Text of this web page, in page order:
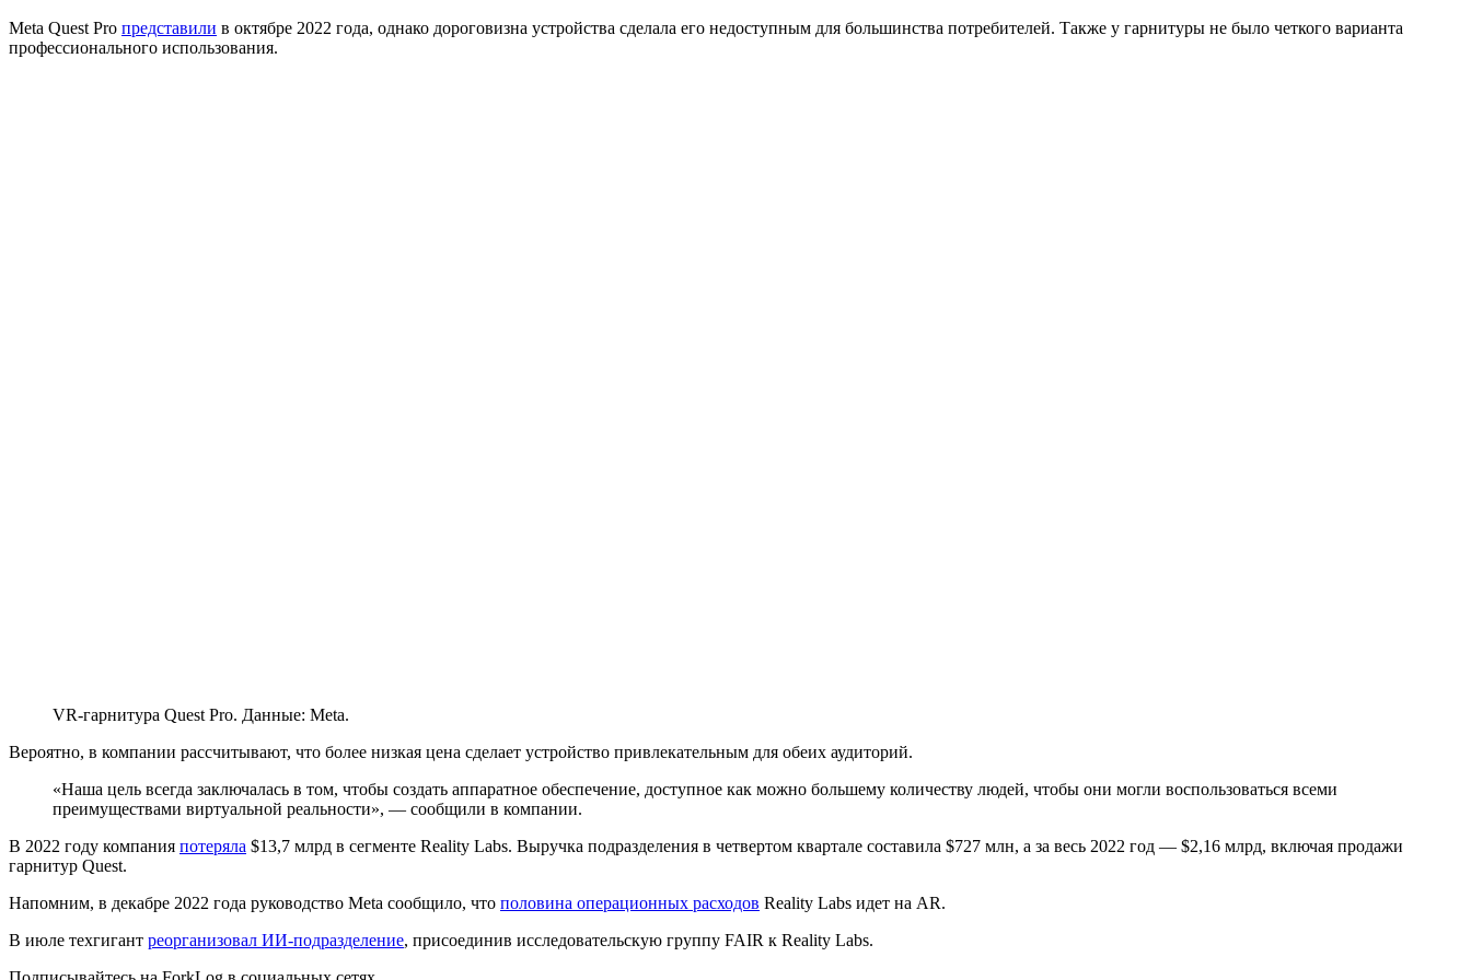
Meta Quest Pro представили в октябре 2022 года, однако дороговизна устройства сделала его недоступным для большинства потребителей. Также у гарнитуры не было четкого варианта
профессионального использования.
VR-гарнитура Quest Pro. Данные: Meta.
Вероятно, в компании рассчитывают, что более низкая цена сделает устройство привлекательным для обеих аудиторий.
«Наша цель всегда заключалась в том, чтобы создать аппаратное обеспечение, доступное как можно большему количеству людей, чтобы они могли воспользоваться всеми
преимуществами виртуальной реальности», — сообщили в компании.
В 2022 году компания потеряла $13,7 млрд в сегменте Reality Labs. Выручка подразделения в четвертом квартале составила $727 млн, а за весь 2022 год — $2,16 млрд, включая продажи
гарнитур Quest.
Напомним, в декабре 2022 года руководство Meta сообщило, что половина операционных расходов Reality Labs идет на AR.
В июле техгигант реорганизовал ИИ-подразделение, присоединив исследовательскую группу FAIR к Reality Labs.